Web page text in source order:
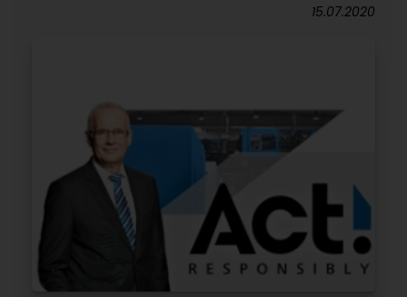
15.07.2020